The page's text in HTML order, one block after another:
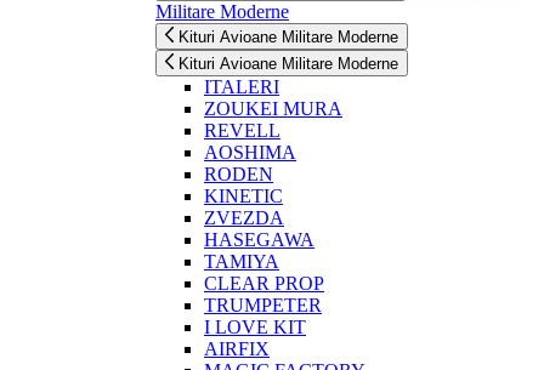
Militare Moderne
Kituri Avioane Militare Moderne
Kituri Avioane Militare Moderne
ITALERI
ZOUKEI MURA
REVELL
AOSHIMA
RODEN
KINETIC
ZVEZDA
HASEGAWA
TAMIYA
CLEAR PROP
TRUMPETER
I LOVE KIT
AIRFIX